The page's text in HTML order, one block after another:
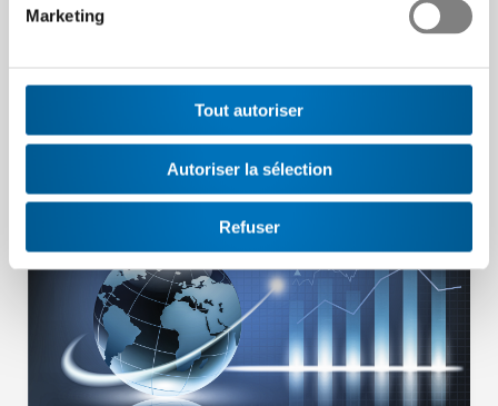
Marketing
Tout autoriser
Autoriser la sélection
Refuser
Détails
SEMINAR